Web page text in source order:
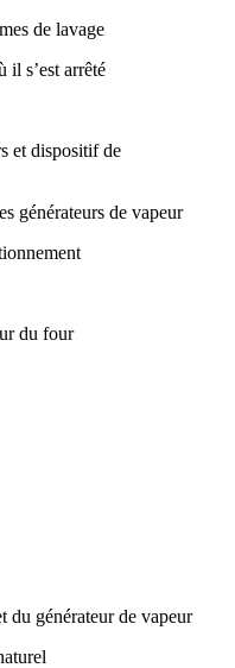
de lavage
il s’est arrêté
et dispositif de
générateurs de vapeur
du four
du générateur de vapeur